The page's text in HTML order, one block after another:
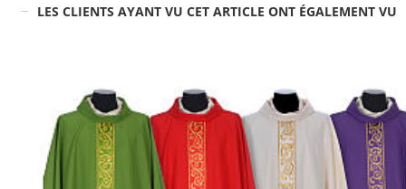
LES CLIENTS AYANT VU CET ARTICLE ONT ÉGALEMENT VU